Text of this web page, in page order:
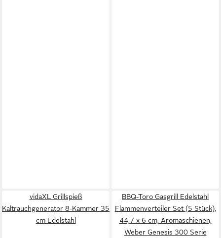
vidaXL Grillspieß
Kaltrauchgenerator 8-Kammer 35
cm Edelstahl
BBQ-Toro Gasgrill Edelstahl
Flammenverteiler Set (5 Stück),
44,7 x 6 cm, Aromaschienen,
Weber Genesis 300 Serie